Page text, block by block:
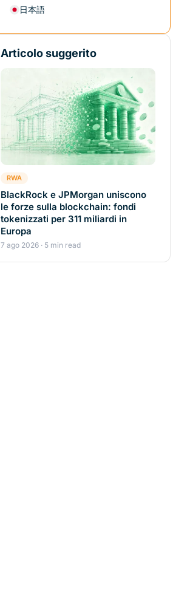
日本語
Articolo suggerito
RWA
BlackRock e JPMorgan uniscono
le forze sulla blockchain: fondi
tokenizzati per 311 miliardi in
Europa
7 ago 2026 · 5 min read